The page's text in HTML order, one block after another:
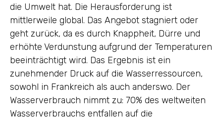
die Umwelt hat. Die Herausforderung ist
mittlerweile global. Das Angebot stagniert oder
geht zurück, da es durch Knappheit, Dürre und
erhöhte Verdunstung aufgrund der Temperaturen
beeinträchtigt wird. Das Ergebnis ist ein
zunehmender Druck auf die Wasserressourcen,
sowohl in Frankreich als auch anderswo. Der
Wasserverbrauch nimmt zu: 70% des weltweiten
Wasserverbrauchs entfallen auf die